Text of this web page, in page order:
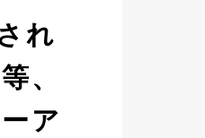
れ
、
ア